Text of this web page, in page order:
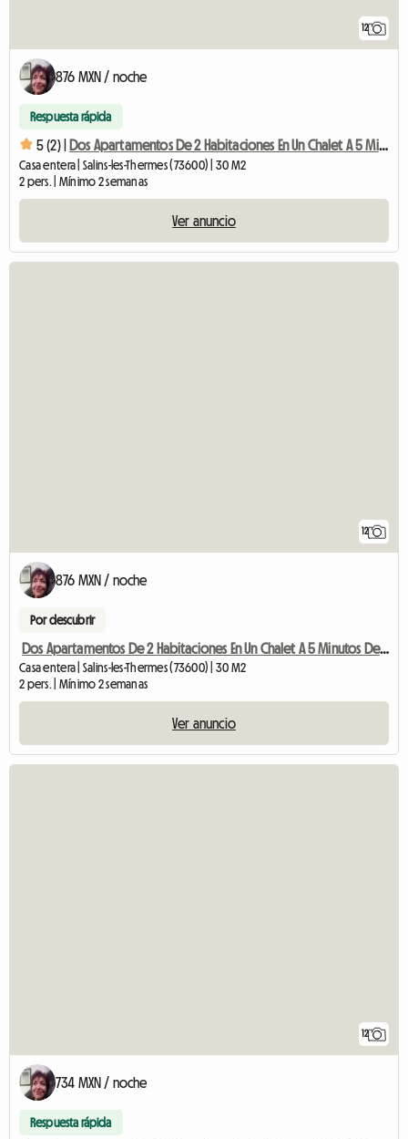
12
876 MXN / noche
Respuesta rápida
5 (2) | Dos Apartamentos De 2 Habitaciones En Un Chalet A 5 Minutos De NOVIAS L
Casa entera | Salins-les-Thermes (73600) | 30 M2
2 pers. | Mínimo 2 semanas
Ver anuncio
12
876 MXN / noche
Por descubrir
Dos Apartamentos De 2 Habitaciones En Un Chalet A 5 Minutos De NOVIAS L
Casa entera | Salins-les-Thermes (73600) | 30 M2
2 pers. | Mínimo 2 semanas
Ver anuncio
12
734 MXN / noche
Respuesta rápida